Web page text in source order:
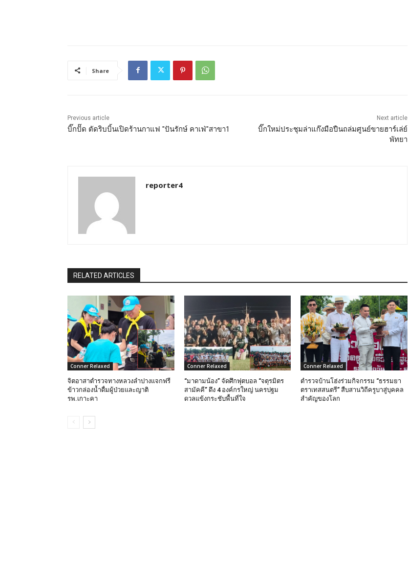
Share
Previous article
บิ๊กปั๊ด ตัดริบบิ้นเปิดร้านกาแฟ "ปันรักษ์ คาเฟ่"สาขา1
Next article
บิ๊กใหม่ประชุมล่าแก๊งมือปืนถล่มศูนย์ขายฮาร์เล่ย์
พัทยา
reporter4
RELATED ARTICLES
Conner Relaxed
จิตอาสาตำรวจทางหลวงลำปางแจกฟรี
ข้าวกล่องน้ำดื่มผู้ป่วยและญาติ
รพ.เกาะคา
Conner Relaxed
“มาดามน้อง” จัดศึกฟุตบอล “จตุรมิตร
สามัคคี” ดึง 4 องค์กรใหญ่ นครปฐม
ดวลแข้งกระชับพื้นที่ใจ
Conner Relaxed
ตำรวจบ้านโฮ่งร่วมกิจกรรม “ธรรมยา
ตราเทสสนตรี” สืบสานวิถีครูบาสู่บุคคล
สำคัญของโลก